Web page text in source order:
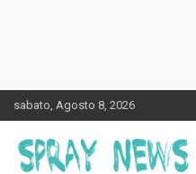
to
content
sabato, Agosto 8, 2026